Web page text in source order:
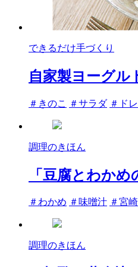
できるだけ手づくり
自家製ヨーグル
タ
＃きのこ ＃サラダ ＃ド
調理のきほん
「豆腐とわか
タ
＃わかめ ＃味噌汁 ＃宮
調理のきほん